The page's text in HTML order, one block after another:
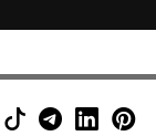
en Facebook
en en X
Minuto30 en
Canal